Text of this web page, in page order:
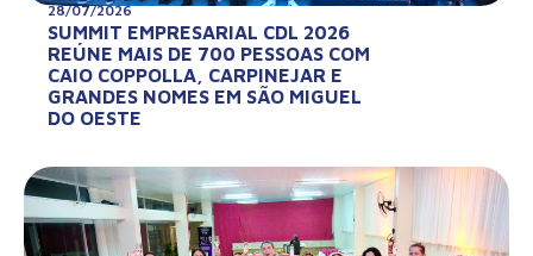
28/07/2026
SUMMIT EMPRESARIAL CDL 2026
REÚNE MAIS DE 700 PESSOAS COM
CAIO COPPOLLA, CARPINEJAR E
GRANDES NOMES EM SÃO MIGUEL
DO OESTE